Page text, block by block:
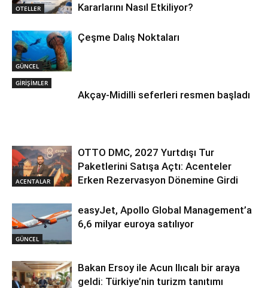
OTELLER
Kararlarını Nasıl Etkiliyor?
GÜNCEL
Çeşme Dalış Noktaları
GİRİŞİMLER
Akçay-Midilli seferleri resmen başladı
ACENTALAR
OTTO DMC, 2027 Yurtdışı Tur
Paketlerini Satışa Açtı: Acenteler
Erken Rezervasyon Dönemine Girdi
GÜNCEL
easyJet, Apollo Global Management’a
6,6 milyar euroya satılıyor
Bakan Ersoy ile Acun Ilıcalı bir araya
geldi: Türkiye’nin turizm tanıtımı